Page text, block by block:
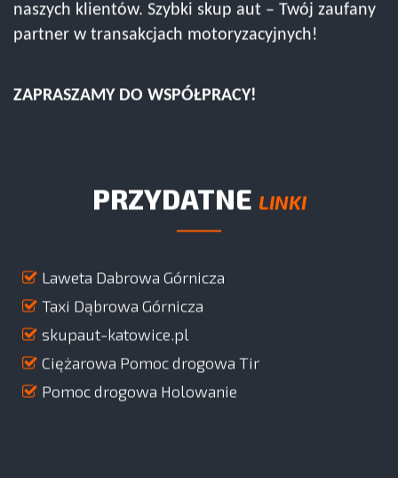
naszych klientów. Szybki skup aut – Twój zaufany
partner w transakcjach motoryzacyjnych!
ZAPRASZAMY DO WSPÓŁPRACY!
PRZYDATNE LINKI
Laweta Dabrowa Górnicza
Taxi Dąbrowa Górnicza
skupaut-katowice.pl
Ciężarowa Pomoc drogowa Tir
Pomoc drogowa Holowanie